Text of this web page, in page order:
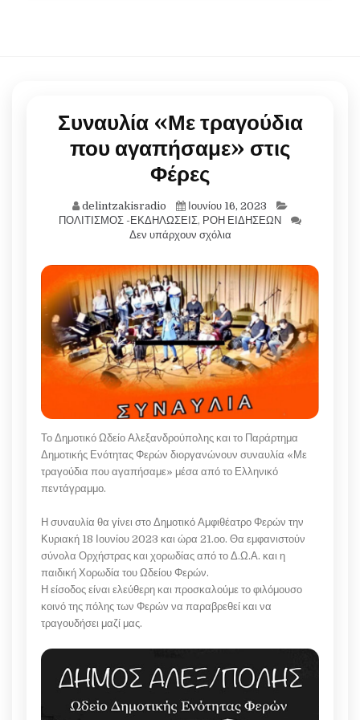
Συναυλία «Με τραγούδια
που αγαπήσαμε» στις
Φέρες
delintzakisradio
Ιουνίου 16, 2023
ΠΟΛΙΤΙΣΜΟΣ -ΕΚΔΗΛΩΣΕΙΣ, ΡΟΗ ΕΙΔΗΣΕΩΝ
Δεν υπάρχουν σχόλια
Το Δημοτικό Ωδείο Αλεξανδρούπολης και το Παράρτημα
Δημοτικής Ενότητας Φερών διοργανώνουν συναυλία «Με
τραγούδια που αγαπήσαμε» μέσα από το Ελληνικό
πεντάγραμμο.
Η συναυλία θα γίνει στο Δημοτικό Αμφιθέατρο Φερών την
Κυριακή 18 Ιουνίου 2023 και ώρα 21.οο. Θα εμφανιστούν
σύνολα Ορχήστρας και χορωδίας από το Δ.Ω.Α. και η
παιδική Χορωδία του Ωδείου Φερών.
Η είσοδος είναι ελεύθερη και προσκαλούμε το φιλόμουσο
κοινό της πόλης των Φερών να παραβρεθεί και να
τραγουδήσει μαζί μας.